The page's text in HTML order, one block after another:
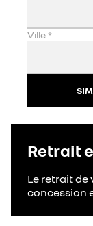
Ville*
Retrait
Le retrait de
concession